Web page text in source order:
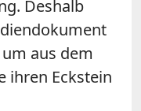
Deshalb
aus dem
ihren Eckstein